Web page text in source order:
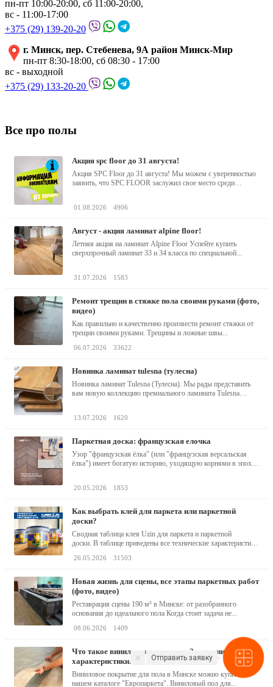
пн-пт 10:00-20:00, сб 11:00-20:00,
вс - 11:00-17:00
+375 (29) 139-20-20
г. Минск, пер. Стебенева, 9А район Минск-Мир
пн-пт 8:30-18:00, сб 08:30 - 17:00
вс - выходной
+375 (29) 133-20-20
Все про полы
акция spc floor до 31 августа!
Акция SPC Floor до 31 августа! Мы можем с уверенностью
заявить, что SPC FLOOR заслужил свое место среди
01.08.2026 4906
август - акция ламинат alpine floor!
Летняя акция на ламинат Alpine Floor Успейте купить
сверхпрочный ламинат 33 и 34 класса по специальной...
31.07.2026 1583
ремонт трещин в стяжке пола своими руками (фото,
видео)
Как правильно и качественно произвести ремонт стяжки от
трещин своими руками. Трещины и ложные швы...
06.07.2026 33622
новинка ламинат tulesna (тулесна)
Новинка ламинат Tulesna (Тулесна). Мы рады представить
вам новую коллекцию премиального ламината Tulesna
13.07.2026 1620
паркетная доска: французская елочка
Узор "французская ёлка" (или "французская версальская
ёлка") имеет богатую историю, уходящую корнями в эпоху
20.05.2026 1853
как выбрать клей для паркета или паркетной
доски?
Сводная таблица клея Uzin для паркета и паркетной
доски. В таблице приведены все технические характеристики
26.05.2026 31503
новая жизнь для сцены, все этапы паркетных работ
(фото, видео)
Реставрация сцены 190 м² в Минске: от разобранного
основания до идеального пола Когда стоит задача не...
08.06.2026 1409
что такое виниловая пвх плитка? описание,
характеристики.
Виниловое покрытие для пола в Минске можно купить в
нашем каталоге "Европаркета". Виниловый пол для...
Отправить заявку